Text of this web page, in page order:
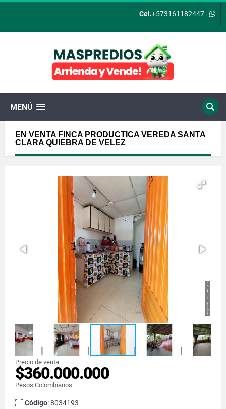
Cel.+573161182447-
MENÚ
EN VENTA FINCA PRODUCTICA VEREDA SANTA
CLARA QUIEBRA DE VELEZ
Precio de venta
$360.000.000
Pesos Colombianos
Código: 8034193